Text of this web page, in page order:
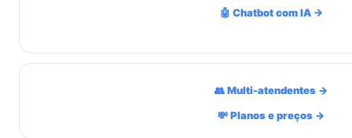
🤖 Chatbot com IA →
👥 Multi-atendentes →
💸 Planos e preços →